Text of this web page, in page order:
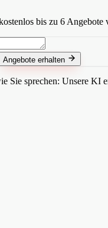
bis zu 6
Angebote erhalten
Sie sprechen: Unsere KI